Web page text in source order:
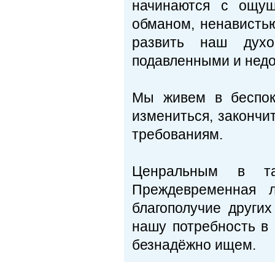
начинаются с
обманом,
развить наш
подавленными и
Мы живем в
измениться,
требованиям.
Ценральным в
Преждевременная
благополучие
нашу потребность
безнадёжно ищем.